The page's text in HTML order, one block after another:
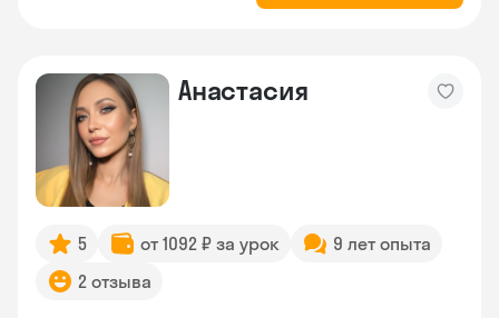
Анастасия
5 от 1092 ₽ за урок
9 лет опыта
2 отзыва